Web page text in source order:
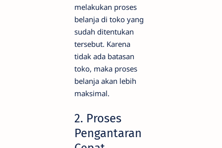
melakukan proses
belanja di toko yang
sudah ditentukan
tersebut. Karena
tidak ada batasan
toko, maka proses
belanja akan lebih
maksimal.
2. Proses
Pengantaran